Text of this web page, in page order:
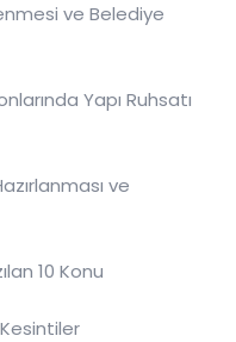
ve Belediye
Yapı Ruhsatı
ve
10 Konu